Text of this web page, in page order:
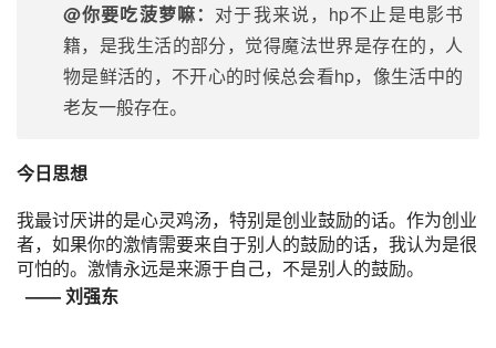
@你要吃菠萝嘛： 对于我来说，hp不止是电影书
籍，是我生活的部分，觉得魔法世界是存在的，人
物是鲜活的，不开心的时候总会看hp，像生活中的
老友一般存在。
今日思想
我最讨厌讲的是心灵鸡汤，特别是创业鼓励的话。作为创业
者，如果你的激情需要来自于别人的鼓励的话，我认为是很
可怕的。激情永远是来源于自己，不是别人的鼓励。
——刘强东